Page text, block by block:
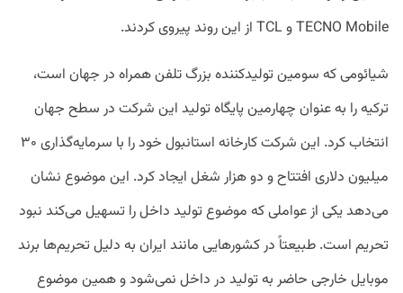
TECNO Mobile و TCL از این روند پیروی کردند.
شیائومی که سومین تولیدکننده بزرگ تلفن همراه در جهان است،
ترکیه را به عنوان چهارمین پایگاه تولید این شرکت در سطح جهان
انتخاب کرد. این شرکت کارخانه استانبول خود را با سرمایه‌گذاری ۳۰
میلیون دلاری افتتاح و دو هزار شغل ایجاد کرد. این موضوع نشان
می‌دهد یکی از عواملی که موضوع تولید داخل را تسهیل می‌کند نبود
تحریم است. طبیعتاً در کشورهایی مانند ایران به دلیل تحریم‌ها برند
موبایل خارجی حاضر به تولید در داخل نمی‌شود و همین موضوع